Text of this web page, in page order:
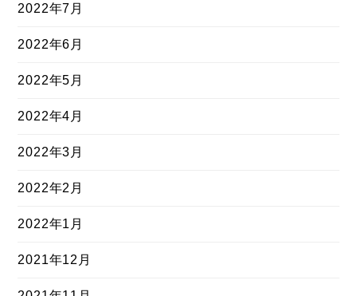
2022年7月
2022年6月
2022年5月
2022年4月
2022年3月
2022年2月
2022年1月
2021年12月